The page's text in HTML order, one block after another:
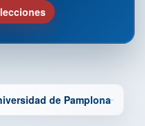
de Pamplona